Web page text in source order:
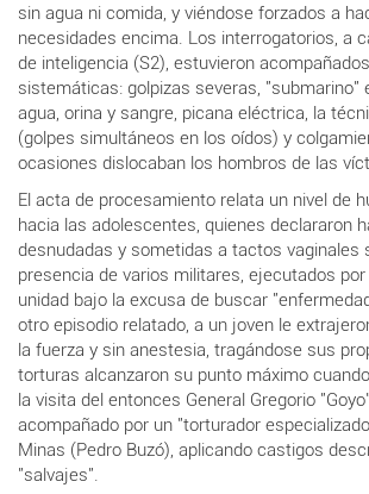
sin agua ni comida, y viéndose forzados a
necesidades encima. Los interrogatorios, a
de inteligencia (S2), estuvieron
sistemáticas: golpizas severas, "submarino"
agua, orina y sangre, picana eléctrica, la
(golpes simultáneos en los oídos) y
ocasiones dislocaban los hombros de las
El acta de procesamiento relata un nivel de
hacia las adolescentes, quienes declararon
desnudadas y sometidas a tactos vaginales
presencia de varios militares, ejecutados
unidad bajo la excusa de buscar
otro episodio relatado, a un joven le
la fuerza y sin anestesia, tragándose sus
torturas alcanzaron su punto máximo
la visita del entonces General Gregorio
acompañado por un "torturador
Minas (Pedro Buzó), aplicando castigos
"salvajes".